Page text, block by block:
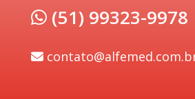
(51) 99323-9978